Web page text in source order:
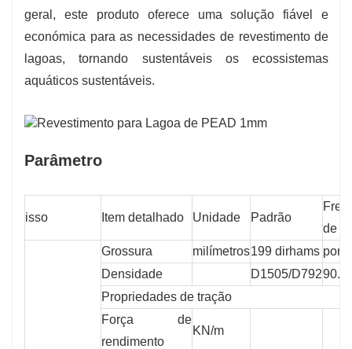
geral, este produto oferece uma solução fiável e
económica para as necessidades de revestimento de
lagoas, tornando sustentáveis ​​os ecossistemas
aquáticos sustentáveis.
Parâmetro
isso Item detalhado Unidade Padrão
de
Grossura milímetros199 dirhams por
Densidade
D1505/D792
Propriedades de tração
Força de
rendimento
KN/m